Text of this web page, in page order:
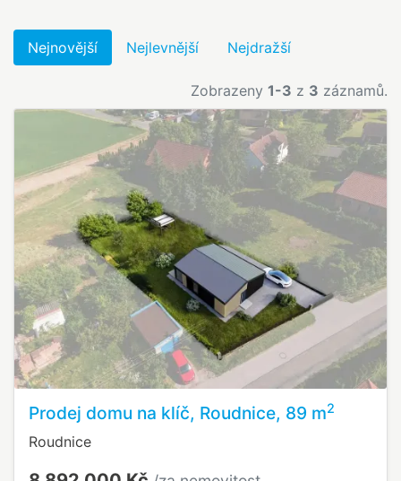
Nejnovější Nejlevnější Nejdražší
Zobrazeny 1-3 z 3 záznamů.
Prodej domu na klíč, Roudnice, 89 m2
Roudnice